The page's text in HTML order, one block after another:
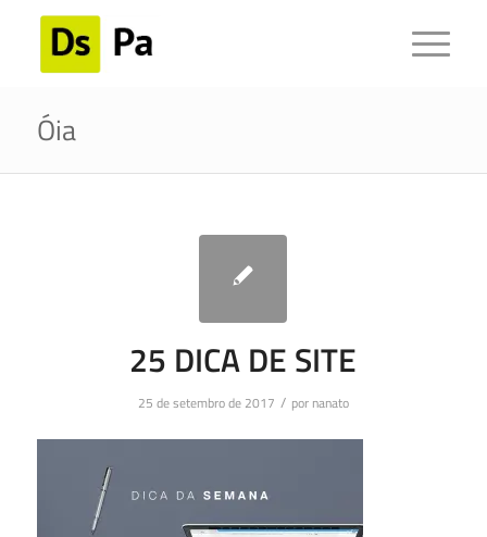
Óia
25 DICA DE SITE
25 de setembro de 2017 / por nanato